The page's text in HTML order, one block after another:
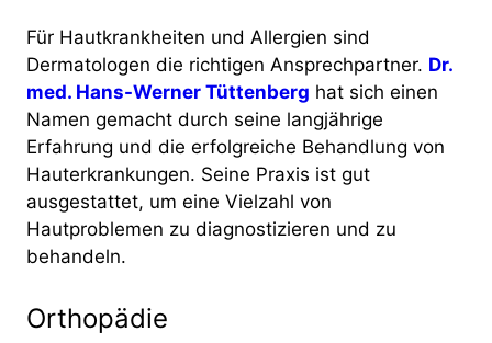
Für Hautkrankheiten und Allergien sind
Dermatologen die richtigen Ansprechpartner. Dr.
med. Hans-Werner Tüttenberg hat sich einen
Namen gemacht durch seine langjährige
Erfahrung und die erfolgreiche Behandlung von
Hauterkrankungen. Seine Praxis ist gut
ausgestattet, um eine Vielzahl von
Hautproblemen zu diagnostizieren und zu
behandeln​​.
Orthopädie